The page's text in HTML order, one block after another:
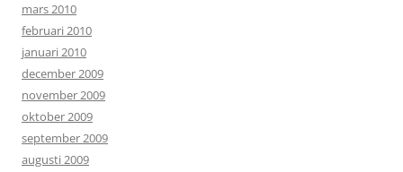
mars 2010
februari 2010
januari 2010
december 2009
november 2009
oktober 2009
september 2009
augusti 2009